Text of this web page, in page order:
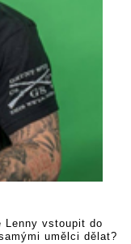
Lenny vstoupit do
umělci dělat?